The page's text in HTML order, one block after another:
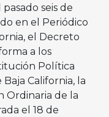
seis de
en el Periódico
el Decreto
a los
Política
California, la
Ordinaria de la
el 18 de